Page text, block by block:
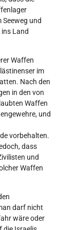
und
Land
Waffen
im
Nach den
in den von
Waffen
und
vorbehalten.
dass
und
Waffen
darf nicht
wäre oder